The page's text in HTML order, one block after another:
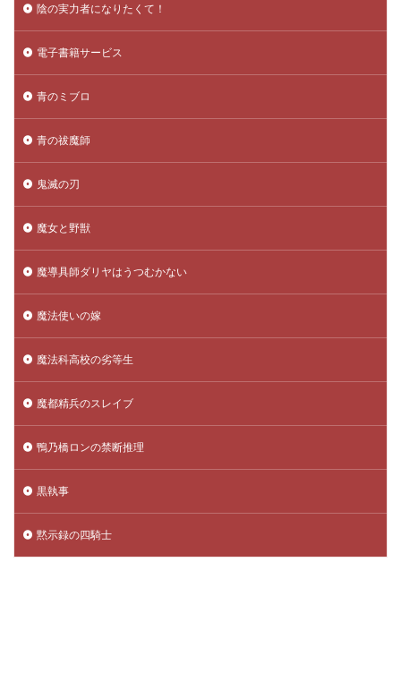
陰の実力者になりたくて！
電子書籍サービス
青のミブロ
青の祓魔師
鬼滅の刃
魔女と野獣
魔導具師ダリヤはうつむかない
魔法使いの嫁
魔法科高校の劣等生
魔都精兵のスレイブ
鴨乃橋ロンの禁断推理
黒執事
黙示録の四騎士